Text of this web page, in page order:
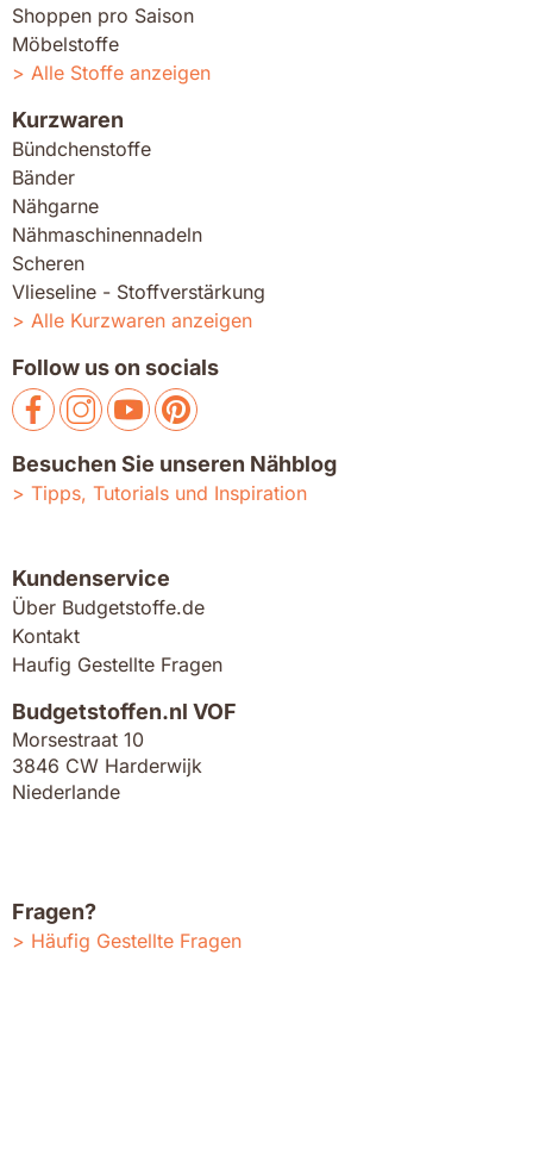
Shoppen pro Saison
Möbelstoffe
Alle Stoffe anzeigen
Kurzwaren
Bündchenstoffe
Bänder
Nähgarne
Nähmaschinennadeln
Scheren
Vlieseline - Stoffverstärkung
Alle Kurzwaren anzeigen
Follow us on socials
Besuchen Sie unseren Nähblog
Tipps, Tutorials und Inspiration
Kundenservice
Über Budgetstoffe.de
Kontakt
Haufig Gestellte Fragen
Budgetstoffen.nl VOF
Morsestraat 10
3846 CW Harderwijk
Niederlande
Fragen?
Häufig Gestellte Fragen